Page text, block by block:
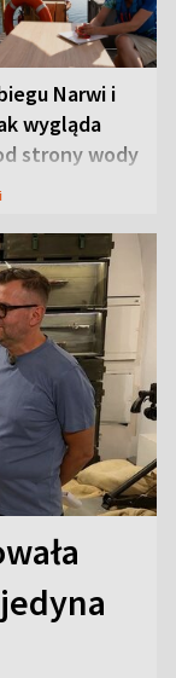
Narwi i
wygląda
strony wody